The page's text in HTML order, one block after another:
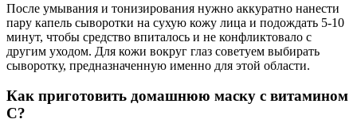
После умывания и тонизирования нужно аккуратно нанести
пару капель сыворотки на сухую кожу лица и подождать 5-10
минут, чтобы средство впиталось и не конфликтовало с
другим уходом. Для кожи вокруг глаз советуем выбирать
сыворотку, предназначенную именно для этой области.
Как приготовить домашнюю маску с витамином
С?